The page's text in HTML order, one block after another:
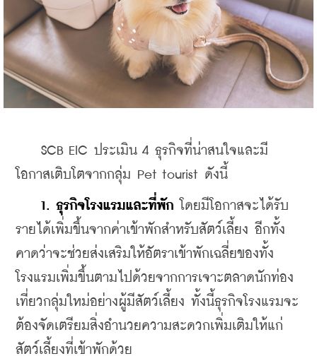
SCB EIC ประเมิน 4 ธุรกิจที่น่าสนใจและมี
โอกาสเติบโตจากกลุ่ม Pet tourist ดังนี้
1. ธุรกิจโรงแรมและที่พัก โดยมีโอกาสจะได้รับ
รายได้เพิ่มขึ้นจากค่าเข้าพักสำหรับสัตว์เลี้ยง อีกทั้ง
คาดว่าจะช่วยส่งเสริมให้อัตราเข้าพักเฉลี่ยของทั้ง
โรงแรมเพิ่มขึ้นตามไปด้วยจากการเจาะตลาดนักท่อง
เที่ยวกลุ่มใหม่อย่างผู้มีสัตว์เลี้ยง ทั้งนี้ธุรกิจโรงแรมจะ
ต้องจัดเตรียมสิ่งอำนวยความสะดวกเพิ่มเติมให้แก่
สัตว์เลี้ยงที่เข้าพักด้วย